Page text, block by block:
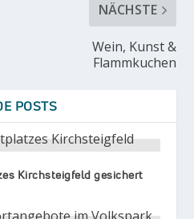
NÄCHSTE
Wein, Kunst &
Flammkuchen
POSTS
Kirchsteigfeld gesichert